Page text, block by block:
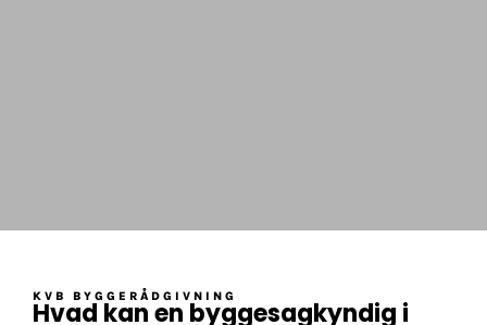
KVB BYGGERÅDGIVNING
Hvad kan en byggesagkyndig i